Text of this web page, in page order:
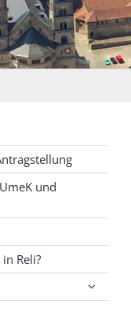
und
Reli?